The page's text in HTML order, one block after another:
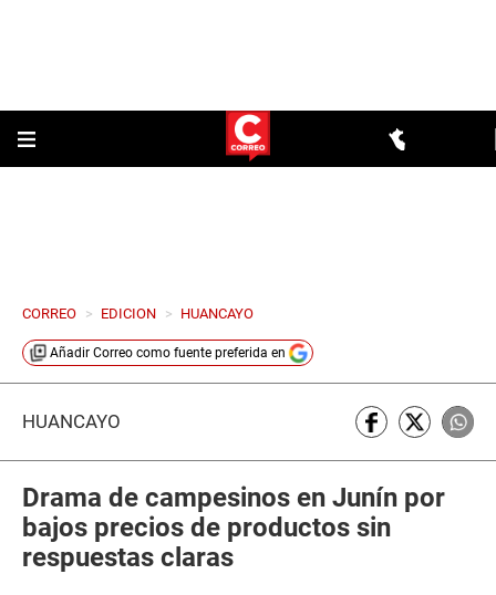
CORREO > EDICION > HUANCAYO
Añadir Correo como fuente preferida en
HUANCAYO
Drama de campesinos en Junín por
bajos precios de productos sin
respuestas claras